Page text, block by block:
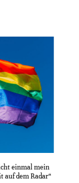
einmal mein
auf dem Radar“